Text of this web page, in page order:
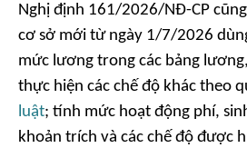
Nghị định 161/2026/NĐ-CP
cơ sở mới từ ngày 1/7/2026
mức lương trong các bảng
thực hiện các chế độ khác theo
luật; tính mức hoạt động phí,
khoản trích và các chế độ được